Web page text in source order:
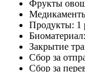
Фрукты
Продукты: 1
Закрытие
Сбор за
Сбор за